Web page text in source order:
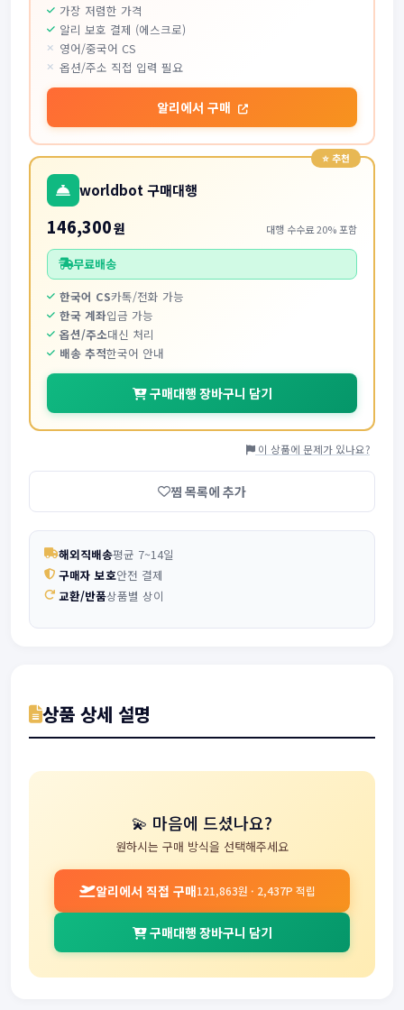
가장 저렴한 가격
알리 보호 결제 (에스크로)
영어/중국어 CS
옵션/주소 직접 입력 필요
알리에서 구매
worldbot 구매대행
146,300원 대행 수수료 20% 포함
무료배송
한국어 CS카톡/전화 가능
한국 계좌입금 가능
옵션/주소대신 처리
배송 추적한국어 안내
구매대행 장바구니 담기
이 상품에 문제가 있나요?
찜 목록에 추가
해외직배송평균 7~14일
구매자 보호안전 결제
교환/반품상품별 상이
상품 상세 설명
💫 마음에 드셨나요?
원하시는 구매 방식을 선택해주세요
알리에서 직접 구매121,863원 · 2,437P 적립
구매대행 장바구니 담기